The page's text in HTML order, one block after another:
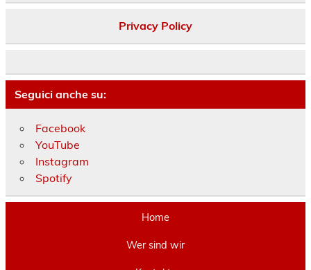
Privacy Policy
Seguici anche su:
Facebook
YouTube
Instagram
Spotify
Home
Wer sind wir